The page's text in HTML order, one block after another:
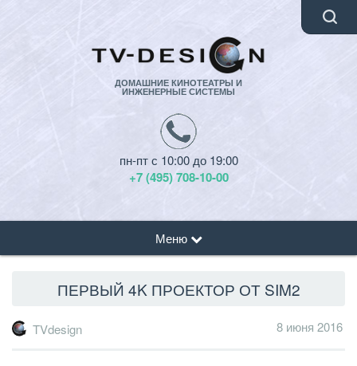
ДОМАШНИЕ КИНОТЕАТРЫ И
ИНЖЕНЕРНЫЕ СИСТЕМЫ
пн-пт с 10:00 до 19:00
+7 (495) 708-10-00
Меню
ПЕРВЫЙ 4K ПРОЕКТОР ОТ SIM2
TVdesign 8 июня 2016